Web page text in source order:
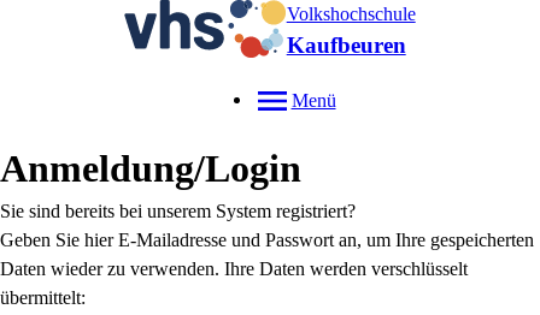
Volkshochschule
Kaufbeuren
Menü
Anmeldung/Login
Sie sind bereits bei unserem System registriert?
Geben Sie hier E-Mailadresse und Passwort an, um Ihre gespeicherten
Daten wieder zu verwenden. Ihre Daten werden verschlüsselt
übermittelt: